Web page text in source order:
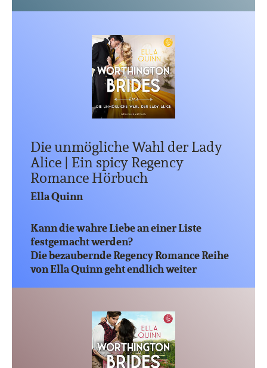
Die unmögliche Wahl der Lady
Alice | Ein spicy Regency
Romance Hörbuch
Ella Quinn
Kann die wahre Liebe an einer Liste
festgemacht werden?
Die bezaubernde Regency Romance Reihe
von Ella Quinn geht endlich weiter